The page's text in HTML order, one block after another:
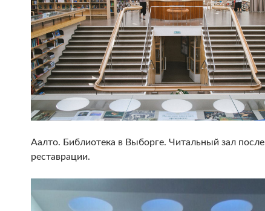
Аалто. Библиотека в Выборге. Читальный зал после
реставрации.